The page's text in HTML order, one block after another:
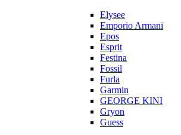
Elysee
Emporio Armani
Epos
Esprit
Festina
Fossil
Furla
Garmin
GEORGE KINI
Gryon
Guess